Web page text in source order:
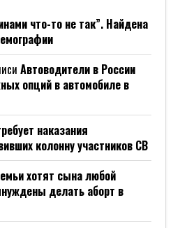
что-то не так”. Найдена
Автоводители в России
опций в автомобиле в
наказания
колонну участников СВ
хотят сына любой
делать аборт в